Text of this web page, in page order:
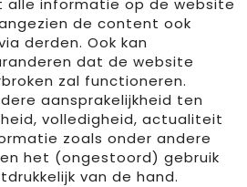
Sjaals
accessoires
Mutsen
en Kussens
en mondkapjes
Sjaals
alle informatie op de website
de content ook
derden. Ook kan
dat de website
zal functioneren.
aansprakelijkheid ten
volledigheid, actualiteit
zoals onder andere
het (ongestoord) gebruik
van de hand.